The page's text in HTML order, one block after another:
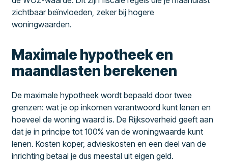
zichtbaar beïnvloeden, zeker bij hogere
woningwaarden.
Maximale hypotheek en
maandlasten berekenen
De maximale hypotheek wordt bepaald door twee
grenzen: wat je op inkomen verantwoord kunt lenen en
hoeveel de woning waard is. De Rijksoverheid geeft aan
dat je in principe tot 100% van de woningwaarde kunt
lenen. Kosten koper, advieskosten en een deel van de
inrichting betaal je dus meestal uit eigen geld.